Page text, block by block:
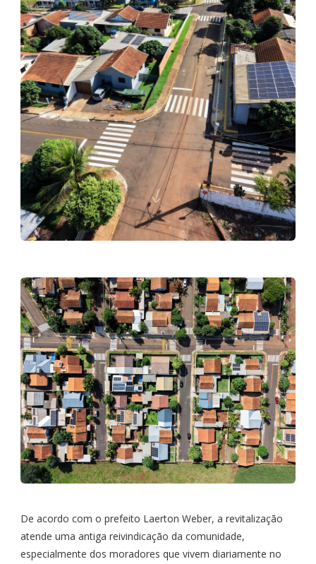
De acordo com o prefeito Laerton Weber, a revitalização
atende uma antiga reivindicação da comunidade,
especialmente dos moradores que vivem diariamente no